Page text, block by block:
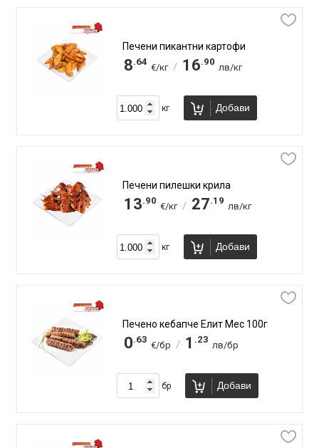
Печени пикантни картофи
8.64
€/кг / 16.90
лв/кг
кг Добави
Печени пилешки крила
13.90
€/кг / 27.19
лв/кг
кг Добави
Печено кебапче Елит Мес 100г
0.63
€/бр / 1 .23
лв/бр
бр Добави